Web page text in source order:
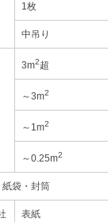
1枚
中吊り
3m2超
～3m2
～1m2
～0.25m2
袋・封筒
表紙